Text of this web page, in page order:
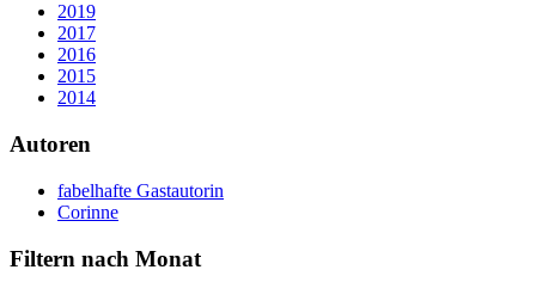
2019
2017
2016
2015
2014
Autoren
fabelhafte Gastautorin
Corinne
Filtern nach Monat